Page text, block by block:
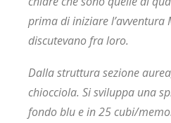
prima di iniziare
discutevano fra loro.
Dalla struttura sezione
chiocciola. Si sviluppa una
fondo blu e in 25 cubi/